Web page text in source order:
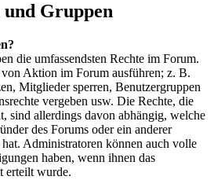
und Gruppen
die umfassendsten Rechte im Forum.
Aktion im Forum ausführen; z. B.
Mitglieder sperren, Benutzergruppen
vergeben usw. Die Rechte, die
sind allerdings davon abhängig, welche
des Forums oder ein anderer
Administratoren können auch volle
haben, wenn ihnen das
erteilt wurde.